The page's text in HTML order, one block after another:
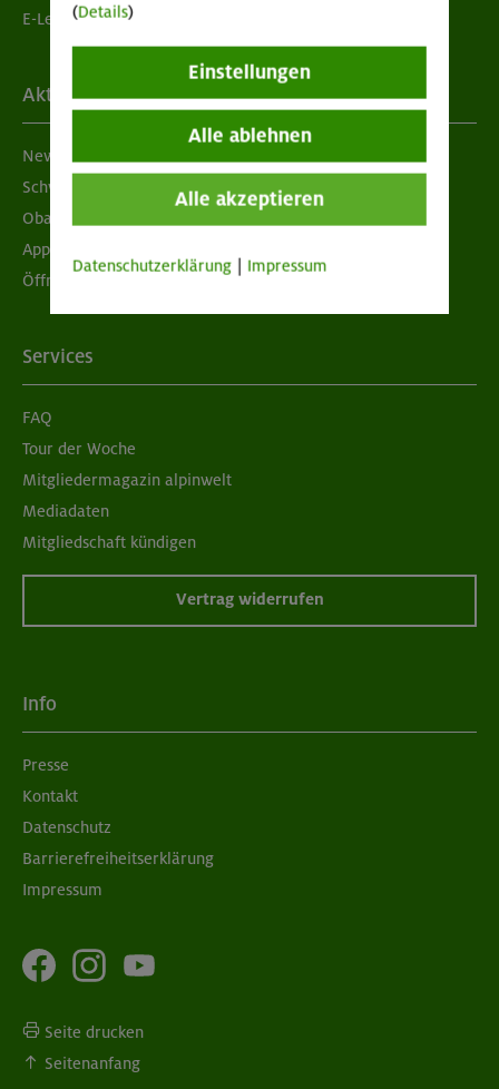
E-Learning
Aktuelles
Newsletter
Schwarzes Brett
Obacht geben!
App "Mein DAV+"
Öffnungszeiten
Services
FAQ
Tour der Woche
Mitgliedermagazin alpinwelt
Mediadaten
Mitgliedschaft kündigen
Vertrag widerrufen
Info
Presse
Kontakt
Datenschutz
Barrierefreiheitserklärung
Impressum
Seite drucken
Seitenanfang
(Details)
Einstellungen
Alle ablehnen
Alle akzeptieren
Datenschutzerklärung Impressum